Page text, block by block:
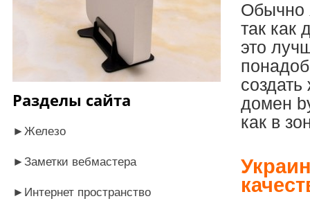
Обычно
так как
это
домен
как в
Разделы сайта
► Железо
► Заметки вебмастера
► Интернет пространство